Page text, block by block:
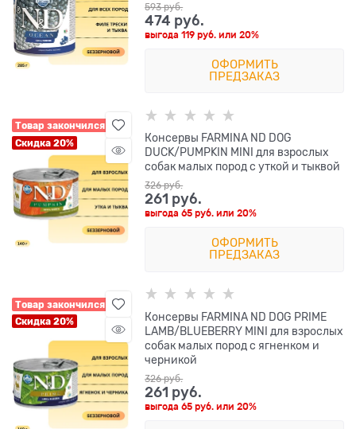
593 руб.
474 руб.
выгода119 руб. или20%
ОФОРМИТЬ
ПРЕДЗАКАЗ
Товар закончился
Скидка 20%
Консервы FARMINA ND DOG
DUCK/PUMPKIN MINI для взрослых
собак малых пород с уткой и тыквой
326 руб.
261 руб.
выгода65 руб. или20%
ОФОРМИТЬ
ПРЕДЗАКАЗ
Товар закончился
Скидка 20%
Консервы FARMINA ND DOG PRIME
LAMB/BLUEBERRY MINI для взрослых
собак малых пород с ягненком и
черникой
326 руб.
261 руб.
выгода65 руб. или20%